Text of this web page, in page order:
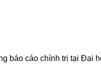
báo cáo chính trị tại Đại